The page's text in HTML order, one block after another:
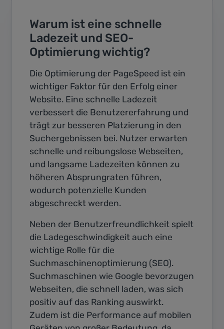
Warum ist eine schnelle
Ladezeit und SEO-
Optimierung wichtig?
Die Optimierung der PageSpeed ist ein
wichtiger Faktor für den Erfolg einer
Website. Eine schnelle Ladezeit
verbessert die Benutzererfahrung und
trägt zur besseren Platzierung in den
Suchergebnissen bei. Nutzer erwarten
schnelle und reibungslose Webseiten,
und langsame Ladezeiten können zu
höheren Absprungraten führen,
wodurch potenzielle Kunden
abgeschreckt werden.
Neben der Benutzerfreundlichkeit spielt
die Ladegeschwindigkeit auch eine
wichtige Rolle für die
Suchmaschinenoptimierung (SEO).
Suchmaschinen wie Google bevorzugen
Webseiten, die schnell laden, was sich
positiv auf das Ranking auswirkt.
Zudem ist die Performance auf mobilen